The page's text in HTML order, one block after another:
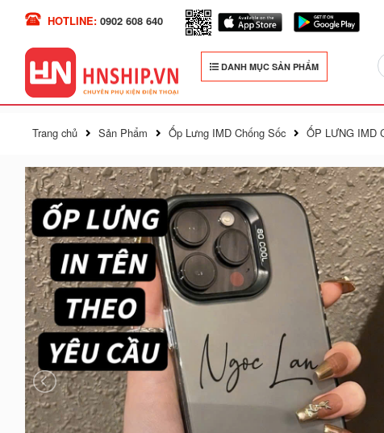
HOTLINE: 0902 608 640
DANH MỤC SẢN PHẨM
Trang chủ Sản Phẩm Ốp Lưng IMD Chống Sốc ỐP LƯNG IMD